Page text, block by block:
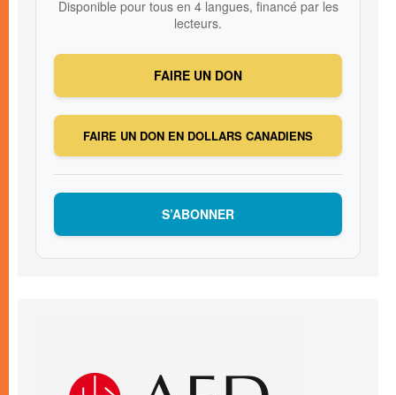
Disponible pour tous en 4 langues, financé par les
lecteurs.
FAIRE UN DON
FAIRE UN DON EN DOLLARS CANADIENS
S’ABONNER